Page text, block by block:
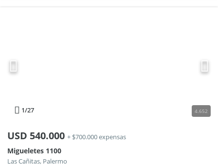
1/27 4.652
USD 540.000 + $700.000 expensas
Migueletes 1100
Las Cañitas, Palermo